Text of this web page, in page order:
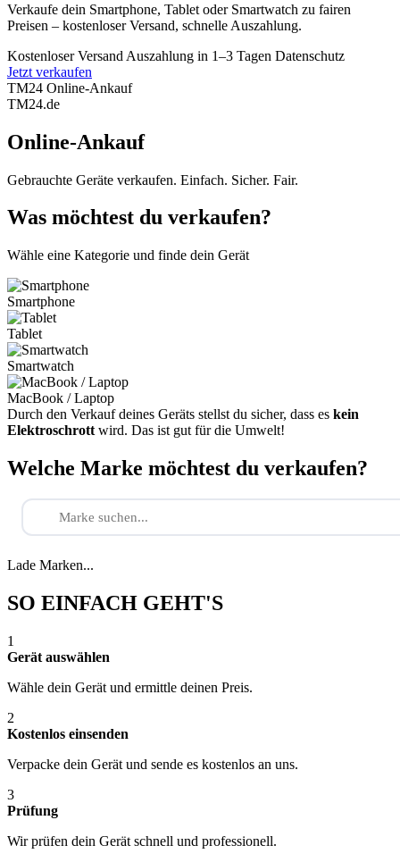
Verkaufe dein Smartphone, Tablet oder Smartwatch zu fairen
Preisen – kostenloser Versand, schnelle Auszahlung.
Kostenloser Versand Auszahlung in 1–3 Tagen Datenschutz
Jetzt verkaufen
TM24 Online-Ankauf
TM24.de
Online-Ankauf
Gebrauchte Geräte verkaufen. Einfach. Sicher. Fair.
Was möchtest du verkaufen?
Wähle eine Kategorie und finde dein Gerät
Smartphone
Tablet
Smartwatch
MacBook / Laptop
Durch den Verkauf deines Geräts stellst du sicher, dass es kein
Elektroschrott wird. Das ist gut für die Umwelt!
Welche Marke möchtest du verkaufen?
Lade Marken...
SO EINFACH GEHT'S
1
Gerät auswählen
Wähle dein Gerät und ermittle deinen Preis.
2
Kostenlos einsenden
Verpacke dein Gerät und sende es kostenlos an uns.
3
Prüfung
Wir prüfen dein Gerät schnell und professionell.